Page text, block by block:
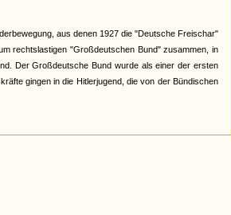
aus denen 1927 die "Deutsche Freischar"
rechtslastigen "Großdeutschen Bund" zusammen, in
Der Großdeutsche Bund wurde als einer der ersten
gingen in die Hitlerjugend, die von der Bündischen